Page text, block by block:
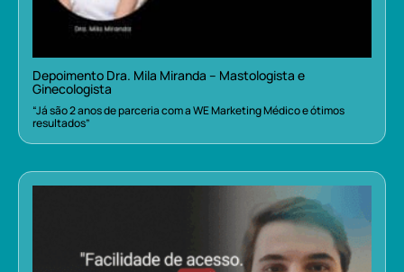
Depoimento Dra. Mila Miranda – Mastologista e
Ginecologista
“Já são 2 anos de parceria com a WE Marketing Médico e ótimos
resultados”